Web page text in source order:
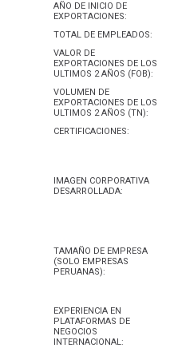
AÑO DE INICIO DE
EXPORTACIONES:
TOTAL DE EMPLEADOS:
VALOR DE
EXPORTACIONES DE LOS
ULTIMOS 2 AÑOS (FOB):
VOLUMEN DE
EXPORTACIONES DE LOS
ULTIMOS 2 AÑOS (TN):
CERTIFICACIONES:
IMAGEN CORPORATIVA
DESARROLLADA:
TAMAÑO DE EMPRESA
(SOLO EMPRESAS
PERUANAS):
EXPERIENCIA EN
PLATAFORMAS DE
NEGOCIOS
INTERNACIONAL: